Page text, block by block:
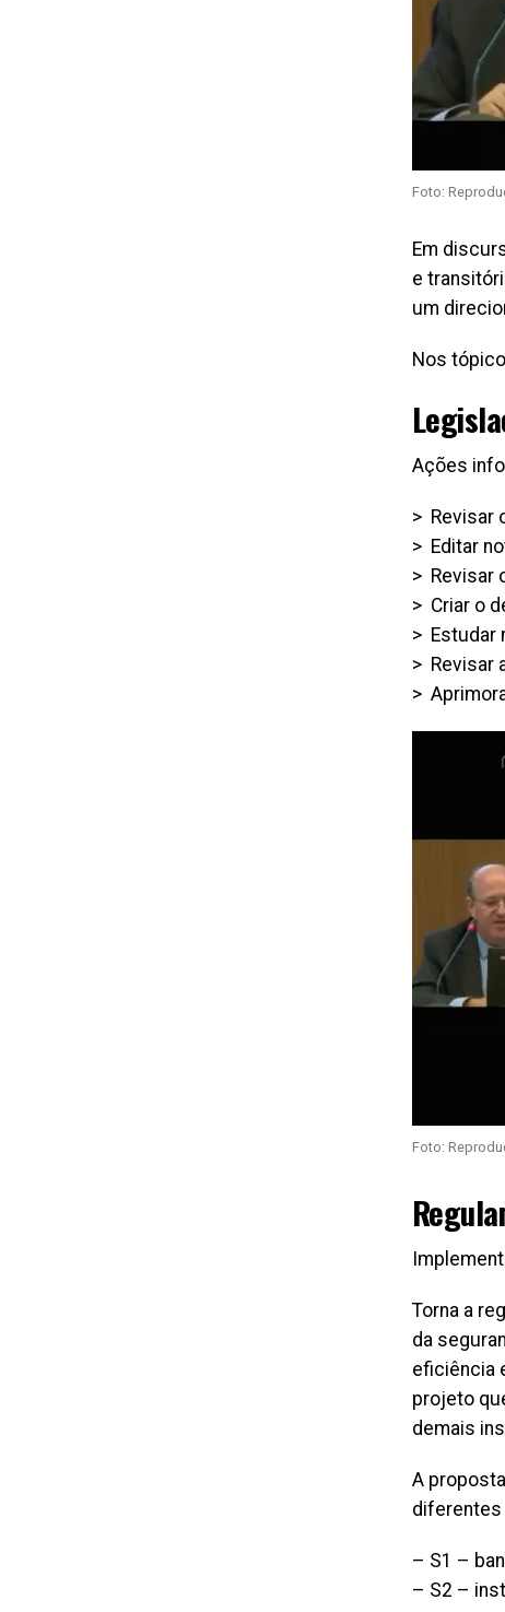
Foto:
Em
e
um
Nos
Ações
> Revisar
> Editar
> Revisar
> Criar o
> Estudar
> Revisar
>
Foto:
Torna a
da
eficiência
projeto
demais
A
diferentes
– S1 –
– S2 –